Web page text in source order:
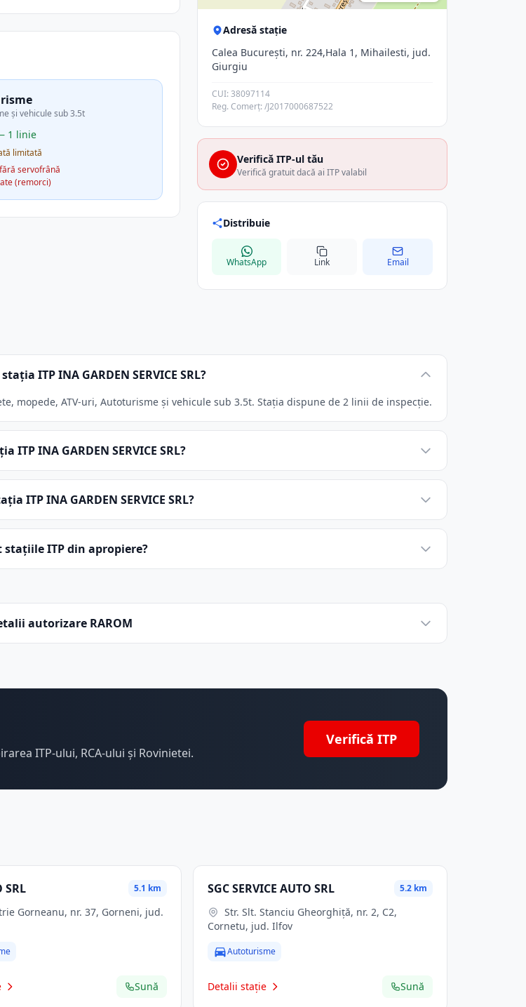
și vehicule sub 3.5t
1 linie
limitată
servofrână
(remorci)
Adresă stație
Calea Bucureşti, nr. 224,Hala 1, Mihailesti, jud.
Giurgiu
CUI: 38097114
Reg. Comerț: /J2017000687522
Verifică ITP-ul tău
Verifică gratuit dacă ai ITP valabil
Distribuie
WhatsApp Link Email
ITP INA GARDEN SERVICE SRL?
mopede, ATV-uri, Autoturisme și vehicule sub 3.5t. Stația dispune de 2 linii de inspecție.
ITP INA GARDEN SERVICE SRL?
ITP INA GARDEN SERVICE SRL?
stațiile ITP din apropiere?
autorizare RAROM
ITP-ului, RCA-ului și Rovinietei.
Verifică ITP
SRL 5.1 km
Sună
SGC SERVICE AUTO SRL 5.2 km
Str. Slt. Stanciu Gheorghiţă, nr. 2, C2,
Cornetu, jud. Ilfov
Autoturisme
Detalii stație Sună